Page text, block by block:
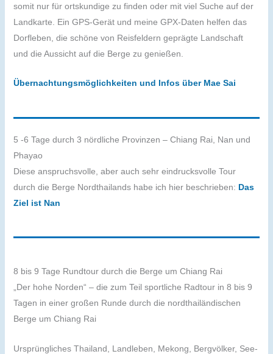
somit nur für ortskundige zu finden oder mit viel Suche auf der
Landkarte. Ein GPS-Gerät und meine GPX-Daten helfen das
Dorfleben, die schöne von Reisfeldern geprägte Landschaft
und die Aussicht auf die Berge zu genießen.
Übernachtungsmöglichkeiten und Infos über Mae Sai
5 -6 Tage durch 3 nördliche Provinzen – Chiang Rai, Nan und
Phayao
Diese anspruchsvolle, aber auch sehr eindrucksvolle Tour
durch die Berge Nordthailands habe ich hier beschrieben: Das
Ziel ist Nan
8 bis 9 Tage Rundtour durch die Berge um Chiang Rai
„Der hohe Norden“ – die zum Teil sportliche Radtour in 8 bis 9
Tagen in einer großen Runde durch die nordthailändischen
Berge um Chiang Rai
Ursprüngliches Thailand, Landleben, Mekong, Bergvölker, See-